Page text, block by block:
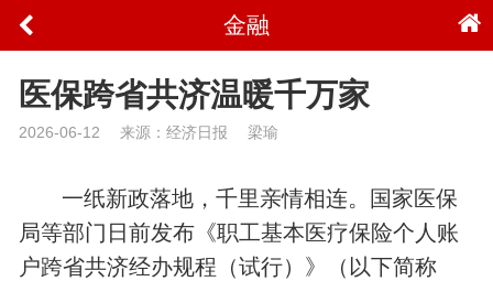
金融
医保跨省共济温暖千万家
2026-06-12 来源：经济日报 梁瑜
一纸新政落地，千里亲情相连。国家医保
局等部门日前发布《职工基本医疗保险个人账
户跨省共济经办规程（试行）》（以下简称